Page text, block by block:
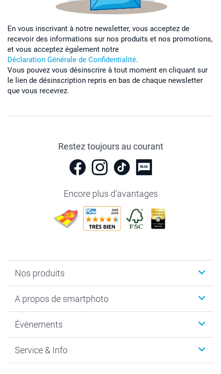
En vous inscrivant à notre newsletter, vous acceptez de
recevoir des informations sur nos produits et nos promotions,
et vous acceptez également notre
Déclaration Générale de Confidentialité.
Vous pouvez vous désinscrire à tout moment en cliquant sur
le lien de désinscription repris en bas de chaque newsletter
que vous recevrez.
Restez toujours au courant
Encore plus d'avantages
Nos produits
Cadeaux photo
MyNameBook
Développement photo & Tirage photo
A propos de smartphoto
Durabilité
Gestion des cookies
Évènements
Nouvel An
Service & Info